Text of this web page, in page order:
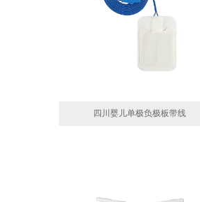
四川婴儿单极负极板带线